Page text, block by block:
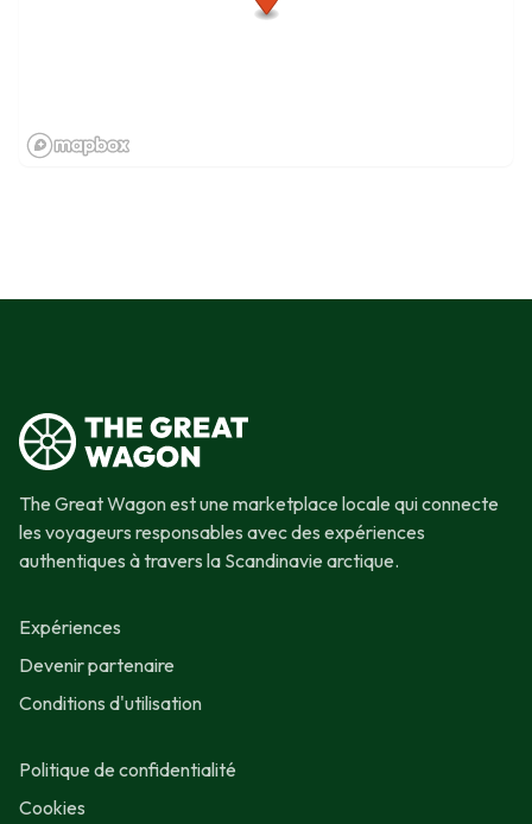
The Great Wagon est une marketplace locale qui connecte
les voyageurs responsables avec des expériences
authentiques à travers la Scandinavie arctique.
Expériences
Devenir partenaire
Conditions d'utilisation
Politique de confidentialité
Cookies